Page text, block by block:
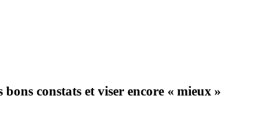
constats et viser encore « mieux »